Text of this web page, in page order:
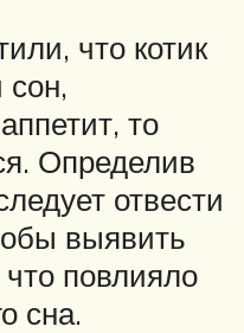
что котик
то
Определив
отвести
выявить
повлияло
сна.